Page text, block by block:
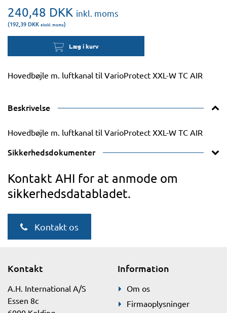
240,48 DKK inkl. moms
(192,39 DKK ekskl. moms)
Læg i kurv
Hovedbøjle m. luftkanal til VarioProtect XXL-W TC AIR
Beskrivelse
Hovedbøjle m. luftkanal til VarioProtect XXL-W TC AIR
Sikkerhedsdokumenter
Kontakt AHI for at anmode om
sikkerhedsdatabladet.
Kontakt os
Kontakt
A.H. International A/S
Essen 8c
Information
Om os
Firmaoplysninger